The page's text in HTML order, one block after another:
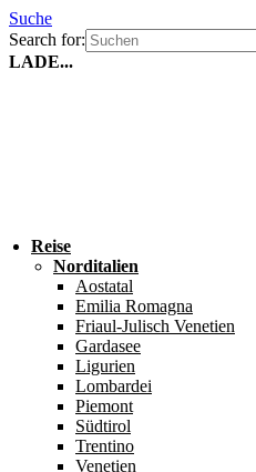
Suche
Search for:
LADE...
Reise
Norditalien
Aostatal
Emilia Romagna
Friaul-Julisch Venetien
Gardasee
Ligurien
Lombardei
Piemont
Südtirol
Trentino
Venetien